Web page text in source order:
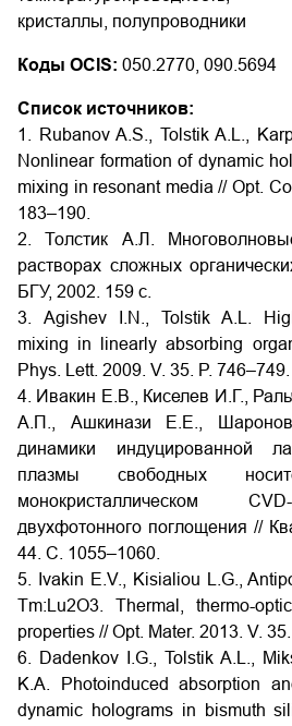
кристаллы, полупроводники
Коды OCIS: 050.2770, 090.5694
Список источников:
1. Rubanov A.S., Tolstik A.L.,
Nonlinear formation of dynamic
mixing in resonant media // Opt.
183–190.
2. Толстик А.Л.
растворах сложных
БГУ, 2002. 159 с.
3. Agishev I.N., Tolstik A.L.
mixing in linearly absorbing
Phys. Lett. 2009. V. 35. P. 746–749.
4. Ивакин Е.В., Киселев И.Г.,
А.П., Ашкинази Е.Е.,
динамики индуцированной
плазмы свободных
монокристаллическом
двухфотонного поглощения //
44. С. 1055–1060.
5. Ivakin E.V., Kisialiou L.G.,
Tm:Lu2O3. Thermal, thermo-
properties // Opt. Mater. 2013. V.
6. Dadenkov I.G., Tolstik A.L.,
K.A. Photoinduced absorption
dynamic holograms in bismuth